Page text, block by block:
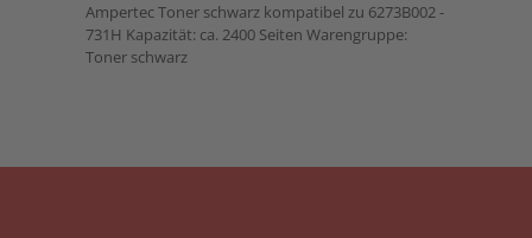
Ampertec Toner schwarz kompatibel zu 6273B002 -
731H Kapazität: ca. 2400 Seiten Warengruppe:
Toner schwarz